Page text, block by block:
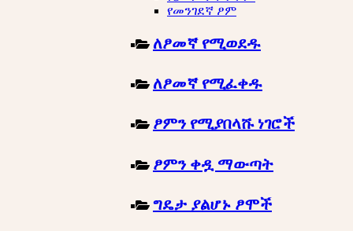
የመንገደኛ ፆም
ለፆመኛ የሚወደዱ
ለፆመኛ የሚፈቀዱ
ፆምን የሚያበላሹ ነገሮች
ፆምን ቀዷ ማውጣት
ግዴታ ያልሆኑ ፆሞች